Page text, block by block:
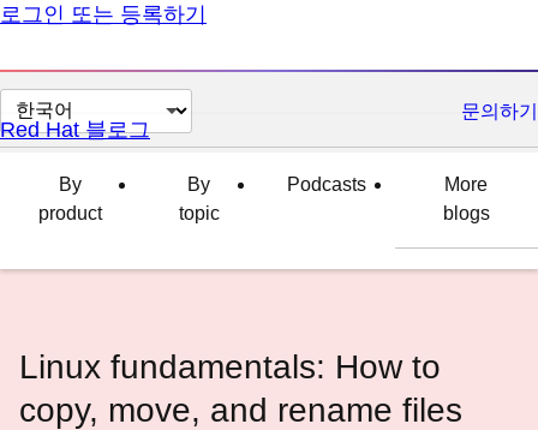
로그인 또는 등록하기
페
이
변
문의하기
Red Hat 블로그
By
product
By
topic
Podcasts
More
blogs
Linux fundamentals: How to
copy, move, and rename files